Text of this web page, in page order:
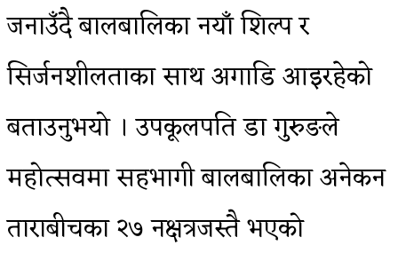
जनाउँदै बालबालिका नयाँ शिल्प र
सिर्जनशीलताका साथ अगाडि आइरहेको
बताउनुभयो । उपकूलपति डा गुरुङले
महोत्सवमा सहभागी बालबालिका अनेकन
ताराबीचका २७ नक्षत्रजस्तै भएको